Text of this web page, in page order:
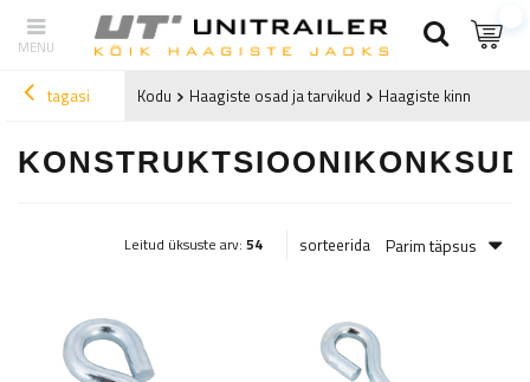
tagasi Kodu Haagiste osad ja tarvikud Haagiste kinnitused
KONSTRUKTSIOONIKONKSUD
Leitud üksuste arv: 54 sorteerida Parim täpsus